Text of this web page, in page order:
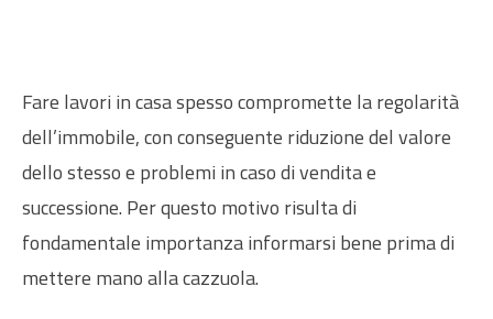
Fare lavori in casa spesso compromette la regolarità
dell’immobile, con conseguente riduzione del valore
dello stesso e problemi in caso di vendita e
successione. Per questo motivo risulta di
fondamentale importanza informarsi bene prima di
mettere mano alla cazzuola.